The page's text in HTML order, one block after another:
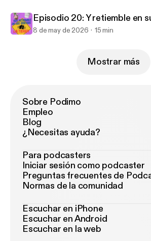
Episodio 20: Y retiemble en
8 de may de 2026 15 min
Mostrar más
Sobre Podimo
Empleo
Blog
¿Necesitas ayuda?
Para podcasters
Iniciar sesión como podcaster
Preguntas frecuentes de
Normas de la comunidad
Escuchar en iPhone
Escuchar en Android
Escuchar en la web